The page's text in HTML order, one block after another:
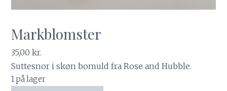
Markblomster
35,00kr.
Suttesnor i skøn bomuld fra Rose and Hubble.
1 på lager